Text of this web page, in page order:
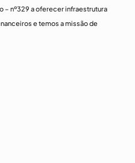
– nº329 a oferecer infraestrutura
e temos a missão de